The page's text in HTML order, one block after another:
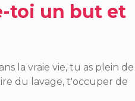
toi un but et
la vraie vie, tu as plein de
du lavage, t'occuper de